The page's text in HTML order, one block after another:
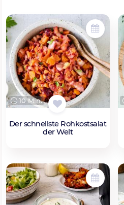
10 Min.
Der schnellste Rohkostsalat
der Welt